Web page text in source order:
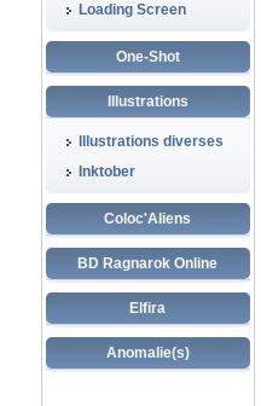
Loading Screen
One-Shot
Illustrations
Illustrations diverses
Inktober
Coloc'Aliens
BD Ragnarok Online
Elfira
Anomalie(s)